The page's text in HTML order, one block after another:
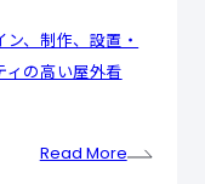
、制作、設置・
ィの高い屋外看
Read More